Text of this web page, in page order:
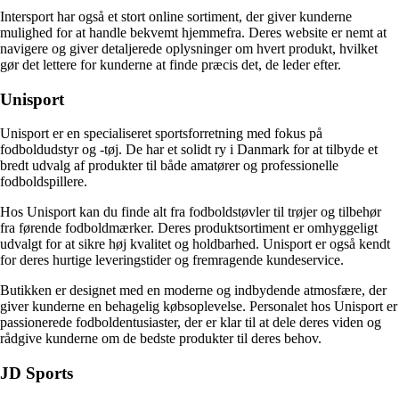
Intersport har også et stort online sortiment, der giver kunderne
mulighed for at handle bekvemt hjemmefra. Deres website er nemt at
navigere og giver detaljerede oplysninger om hvert produkt, hvilket
gør det lettere for kunderne at finde præcis det, de leder efter.
Unisport
Unisport er en specialiseret sportsforretning med fokus på
fodboldudstyr og -tøj. De har et solidt ry i Danmark for at tilbyde et
bredt udvalg af produkter til både amatører og professionelle
fodboldspillere.
Hos Unisport kan du finde alt fra fodboldstøvler til trøjer og tilbehør
fra førende fodboldmærker. Deres produktsortiment er omhyggeligt
udvalgt for at sikre høj kvalitet og holdbarhed. Unisport er også kendt
for deres hurtige leveringstider og fremragende kundeservice.
Butikken er designet med en moderne og indbydende atmosfære, der
giver kunderne en behagelig købsoplevelse. Personalet hos Unisport er
passionerede fodboldentusiaster, der er klar til at dele deres viden og
rådgive kunderne om de bedste produkter til deres behov.
JD Sports